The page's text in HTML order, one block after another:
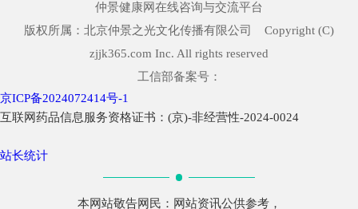
仲景健康网在线咨询与交流平台
版权所属：北京仲景之光文化传播有限公司 Copyright (C)
zjjk365.com Inc. All rights reserved
工信部备案号：
京ICP备2024072414号-1
互联网药品信息服务资格证书：(京)-非经营性-2024-0024
站长统计
本网站敬告网民：网站资讯公供参考，